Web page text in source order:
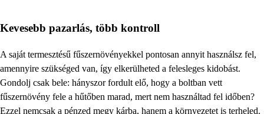
Kevesebb pazarlás, több kontroll
A saját termesztésű fűszernövényekkel pontosan annyit használsz fel,
amennyire szükséged van, így elkerülheted a felesleges kidobást.
Gondolj csak bele: hányszor fordult elő, hogy a boltban vett
fűszernövény fele a hűtőben marad, mert nem használtad fel időben?
Ezzel nemcsak a pénzed megy kárba, hanem a környezetet is terheled.